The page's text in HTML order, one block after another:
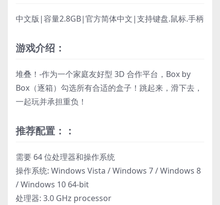
中文版|容量2.8GB|官方简体中文|支持键盘.鼠标.手柄
游戏介绍：
堆叠！-作为一个家庭友好型 3D 合作平台，Box by
Box（逐箱）勾选所有合适的盒子！跳起来，滑下去，
一起玩并承担重负！
推荐配置：：
需要 64 位处理器和操作系统
操作系统: Windows Vista / Windows 7 / Windows 8
/ Windows 10 64-bit
处理器: 3.0 GHz processor